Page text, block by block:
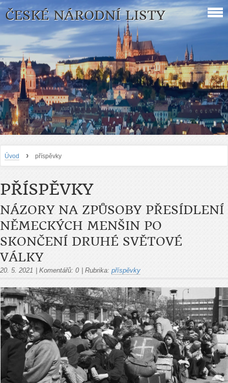
ČESKÉ NÁRODNÍ LISTY
Úvod › příspěvky
PŘÍSPĚVKY
NÁZORY NA ZPŮSOBY PŘESÍDLENÍ
NĚMECKÝCH MENŠIN PO
SKONČENÍ DRUHÉ SVĚTOVÉ
VÁLKY
20. 5. 2021 Komentářů: 0 Rubrika: příspěvky